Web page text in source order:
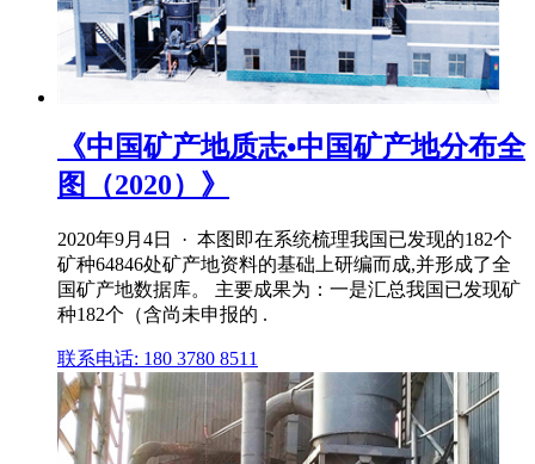
《中国矿产地质志•中国矿产地分布全
图（2020）》
2020年9月4日 · 本图即在系统梳理我国已发现的182个
矿种64846处矿产地资料的基础上研编而成,并形成了全
国矿产地数据库。 主要成果为：一是汇总我国已发现矿
种182个（含尚未申报的 .
联系电话: 180 3780 8511